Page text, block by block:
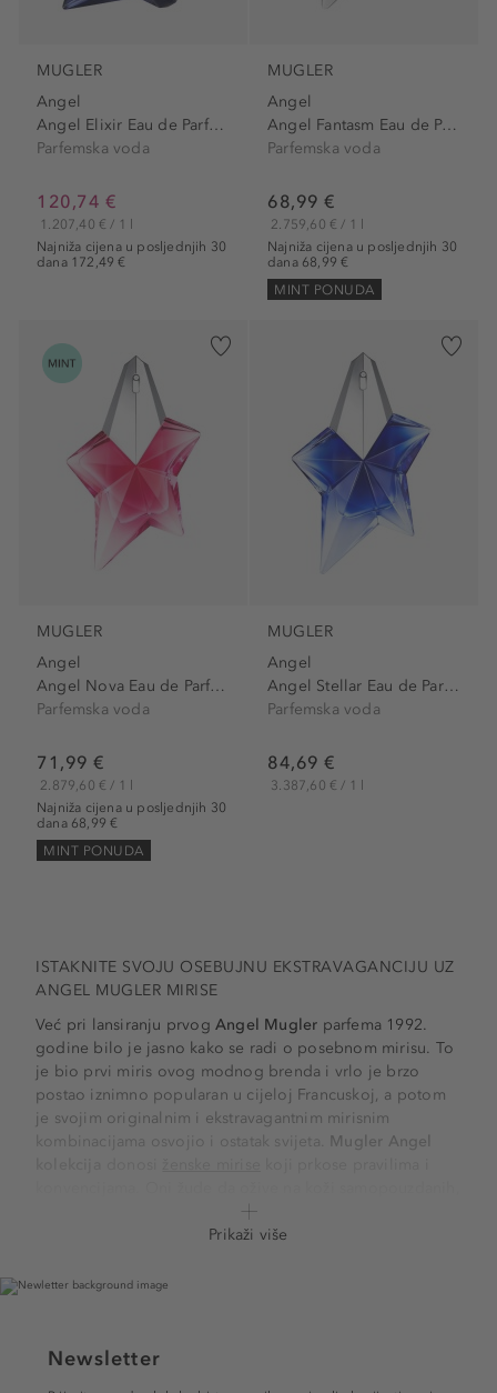
MUGLER
Angel
Angel Elixir Eau de Parfum
Parfemska voda
120,74 €
Najniža cijena u posljednjih 30
dana 172,49 €
1.207,40 € / 1 l
MUGLER
Angel
Angel Fantasm Eau de Parfum
Parfemska voda
68,99 €
Najniža cijena u posljednjih 30
dana 68,99 €
2.759,60 € / 1 l
MINT PONUDA
MUGLER
Angel
Angel Nova Eau de Parfum
Parfemska voda
71,99 €
Najniža cijena u posljednjih 30
dana 68,99 €
2.879,60 € / 1 l
MINT PONUDA
MUGLER
Angel
Angel Stellar Eau de Parfum
Parfemska voda
84,69 €
3.387,60 € / 1 l
ISTAKNITE SVOJU OSEBUJNU EKSTRAVAGANCIJU UZ
ANGEL MUGLER MIRISE
Već pri lansiranju prvog Angel Mugler parfema 1992.
godine bilo je jasno kako se radi o posebnom mirisu. To
je bio prvi miris ovog modnog brenda i vrlo je brzo
postao iznimno popularan u cijeloj Francuskoj, a potom
je svojim originalnim i ekstravagantnim mirisnim
kombinacijama osvojio i ostatak svijeta. Mugler Angel
hrabrih žena koje se ne boje pokazati svoju ženstvenu
zavara. Iako su upakirani u delikatan i romantičan
intrigantni, namijenjeni ženama anđeoskog lica, no
pomalo vragolaste i nestašne naravi. Uzbudljive i
Prikaži više
Newsletter